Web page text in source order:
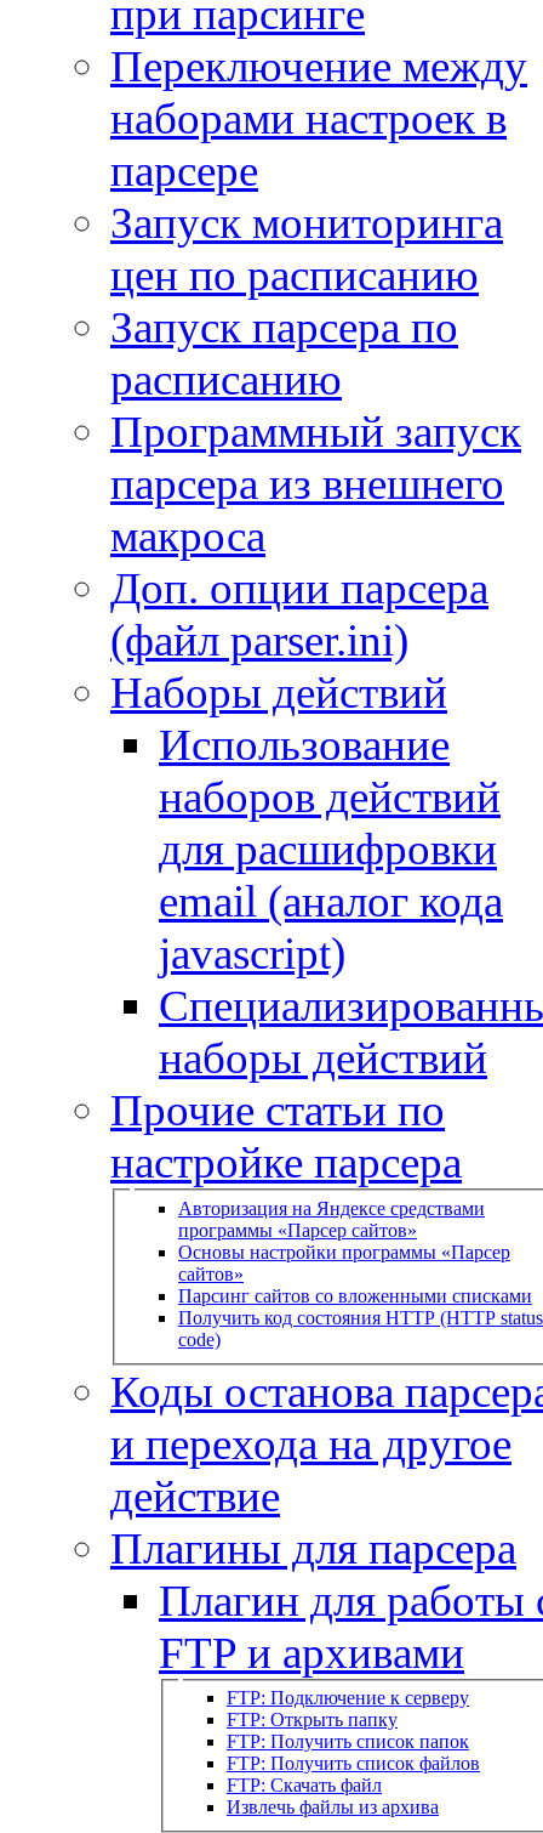
при парсинге
Переключение между
наборами настроек в
парсере
Запуск мониторинга
цен по расписанию
Запуск парсера по
расписанию
Программный запуск
парсера из внешнего
макроса
Доп. опции парсера
(файл parser.ini)
Наборы действий
Использование
наборов действий
для расшифровки
email (аналог кода
javascript)
наборы действий
Прочие статьи по
настройке парсера
Авторизация на Яндексе средствами
программы «Парсер сайтов»
Основы настройки программы «Парсер
сайтов»
Парсинг сайтов со вложенными списками
Получить код состояния HTTP (HTTP status
code)
Коды останова
и перехода на другое
действие
Плагины для парсера
Плагин для работы
FTP и архивами
FTP: Подключение к серверу
FTP: Открыть папку
FTP: Получить список папок
FTP: Получить список файлов
FTP: Скачать файл
Извлечь файлы из архива